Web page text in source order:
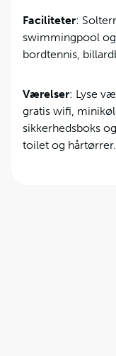
Faciliteter:
swimmingpool
bordtennis,
Værelser: Lyse
gratis wifi,
sikkerhedsboks
toilet og hårtørrer.